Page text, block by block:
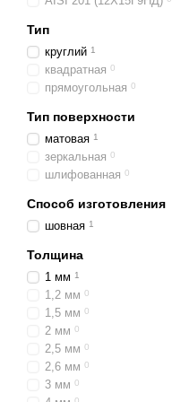
Тип
круглий 1
квадратная 0
прямоугольная 0
Тип поверхности
матовая 1
зеркальная 0
шлифованная 0
Способ изготовления
шовная 1
Толщина
1 мм 1
1,2 мм 0
1,5 мм 0
2 мм 0
2,5 мм 0
2,6 мм 0
3 мм 0